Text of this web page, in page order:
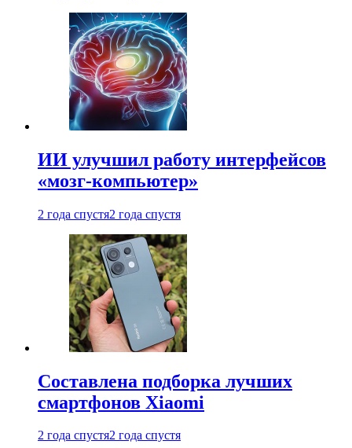
ИИ улучшил работу интерфейсов
«мозг-компьютер»
2 года спустя2 года спустя
Составлена подборка лучших
смартфонов Xiaomi
2 года спустя2 года спустя